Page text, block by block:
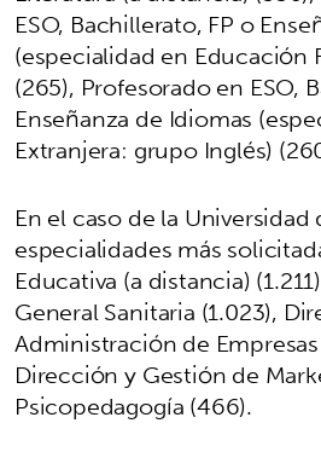
ESO, Bachillerato, FP o
(especialidad en Educación
(265), Profesorado en ESO,
Enseñanza de Idiomas
Extranjera: grupo Inglés)
En el caso de la Universidad
especialidades más
Educativa (a distancia)
General Sanitaria (1.023),
Administración de
Dirección y Gestión de
Psicopedagogía (466).